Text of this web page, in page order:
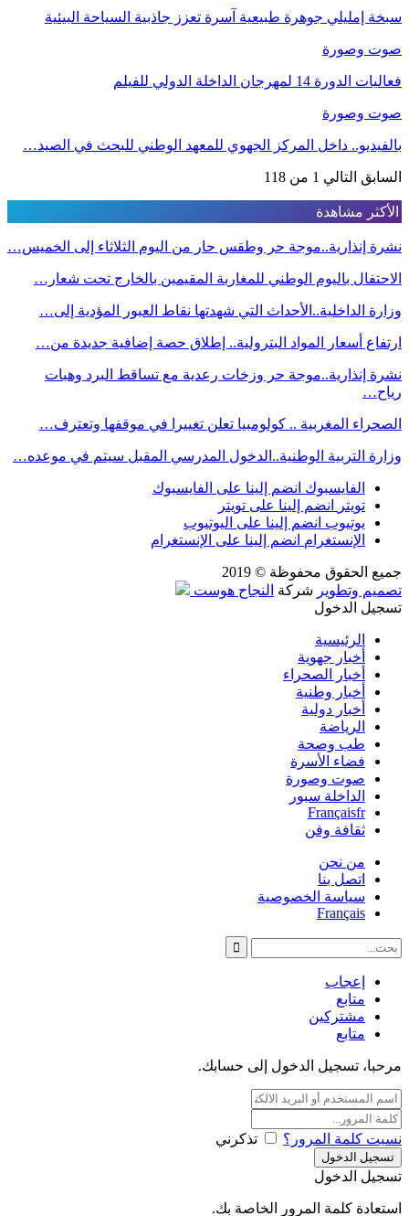
سبخة إمليلي جوهرة طبيعية آسرة تعزز جاذبية السياحة البيئية
صوت وصورة
فعاليات الدورة 14 لمهرجان الداخلة الدولي للفيلم
صوت وصورة
بالفيديو.. داخل المركز الجهوي للمعهد الوطني للبحث في الصيد…
السابق التالي 1 من 118
الأكثر مشاهدة
نشرة إنذارية..موجة حر وطقس حار من اليوم الثلاثاء إلى الخميس…
الاحتفال باليوم الوطني للمغاربة المقيمين بالخارج تحت شعار…
وزارة الداخلية..الأحداث التي شهدتها نقاط العبور المؤدية إلى…
ارتفاع أسعار المواد البترولية.. إطلاق حصة إضافية جديدة من…
نشرة إنذارية..موجة حر وزخات رعدية مع تساقط البرد وهبات
رياح…
الصحراء المغربية .. كولومبيا تعلن تغييرا في موقفها وتعترف…
وزارة التربية الوطنية..الدخول المدرسي المقبل سیتم في موعده…
الفايسبوك انضم إلينا على الفايسبوك
تويتر
انضم إلينا على تويتر
يوتيوب انضم إلينا على اليوتيوب
الإنستغرام انضم إلينا على الإنستغرام
جميع الحقوق محفوظة © 2019
تصميم وتطوير شركة النجاح هوست
تسجيل الدخول
الرئيسية
أخبار جهوية
أخبار الصحراء
أخبار وطنية
أخبار دولية
الرياضة
طب وصحة
فضاء الأسرة
صوت وصورة
الداخلة سبور
Françaisfr
ثقافة وفن
من نحن
اتصل بنا
سياسة الخصوصية
Français
إعجاب
متابع
مشتركين
متابع
مرحبا، تسجيل الدخول إلى حسابك.
نسيت كلمة المرور؟ تذكرني
تسجيل الدخول
استعادة كلمة المرور الخاصة بك.